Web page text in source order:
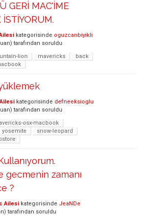
GERİ MAC'İME
kategorisinde oguzcanbiyikli
tarafından soruldu
lion mavericks
back
kategorisinde defneeksioglu
tarafından soruldu
osx-macbook
yosemite
snow-leopard
gecmenin zamanı
?
Ailesi kategorisinde JeaNDe
tarafından soruldu